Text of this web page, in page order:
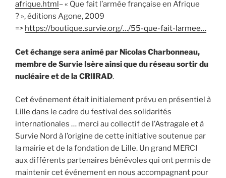
afrique.html– « Que fait l’armée française en Afrique
? », éditions Agone, 2009
=> https://boutique.survie.org/…/55-que-fait-larmee…
Cet échange sera animé par Nicolas Charbonneau,
membre de Survie Isère ainsi que du réseau sortir du
nucléaire et de la CRIIRAD.
Cet événement était initialement prévu en présentiel à
Lille dans le cadre du festival des solidarités
internationales … merci au collectif de l’Astragale et à
Survie Nord à l’origine de cette initiative soutenue par
la mairie et de la fondation de Lille. Un grand MERCI
aux différents partenaires bénévoles qui ont permis de
maintenir cet événement en nous accompagnant pour